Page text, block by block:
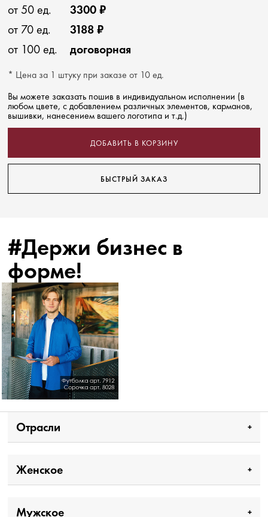
от 50 ед.
3300 ₽
от 70 ед.
3188 ₽
от 100 ед.
договорная
* Цена за 1 штуку при заказе от 10 ед.
Вы можете заказать пошив в индивидуальном исполнении (в
любом цвете, с добавлением различных элементов, карманов,
вышивки, нанесением вашего логотипа и т.д.)
ДОБАВИТЬ В КОРЗИНУ
БЫСТРЫЙ ЗАКАЗ
#Держи бизнес в
форме!
Отрасли
Женское
Мужское